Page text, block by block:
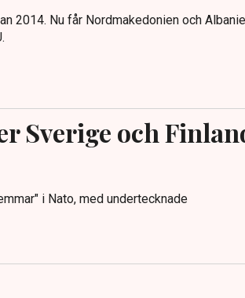
2014. Nu får Nordmakedonien och
Sverige och
i Nato, med undertecknade